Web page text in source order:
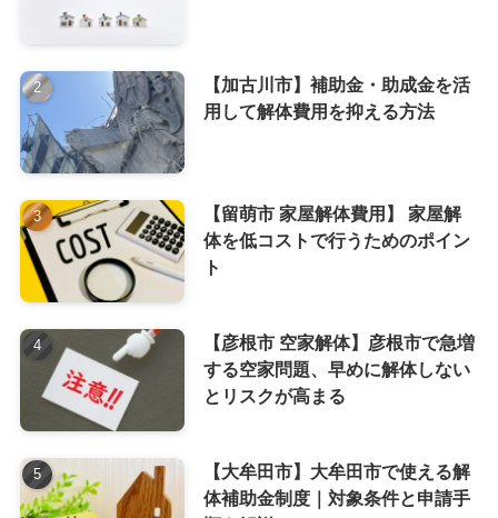
【加古川市】補助金・助成金を活
用して解体費用を抑える方法
【留萌市 家屋解体費用】 家屋解
体を低コストで行うためのポイン
ト
【彦根市 空家解体】彦根市で急増
する空家問題、早めに解体しない
とリスクが高まる
【大牟田市】大牟田市で使える解
体補助金制度｜対象条件と申請手